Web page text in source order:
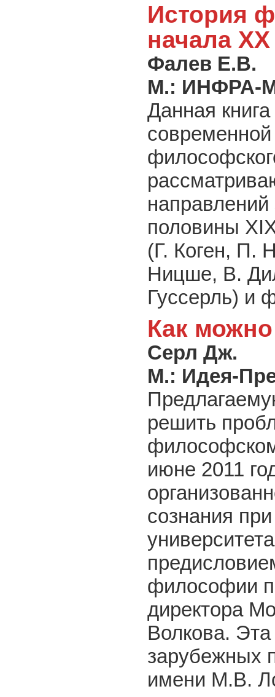
История
начала
Фалев Е.В.
М.: ИНФРА-
Данная
половины
(Г. Коген, П.
Ницше, В.
Гуссерль) и
Как
Серл Дж.
М.: Идея-
решить
июне 2011
сознания
философии
директора
Волкова.
зарубежных
имени М.В.